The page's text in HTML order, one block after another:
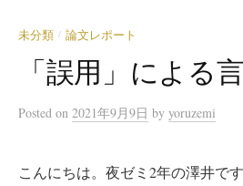
未分類 / 論文レポート
「誤用」による
Posted on 2021年9月9日 by yoruzemi
こんにちは。夜ゼミ2年の澤井で